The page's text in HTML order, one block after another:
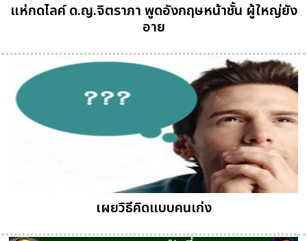
แห่กดไลค์ ด.ญ.จิตราภา พูดอังกฤษหน้าชั้น ผู้ใหญ่ยัง
อาย
เผยวิธีคิดแบบคนเก่ง